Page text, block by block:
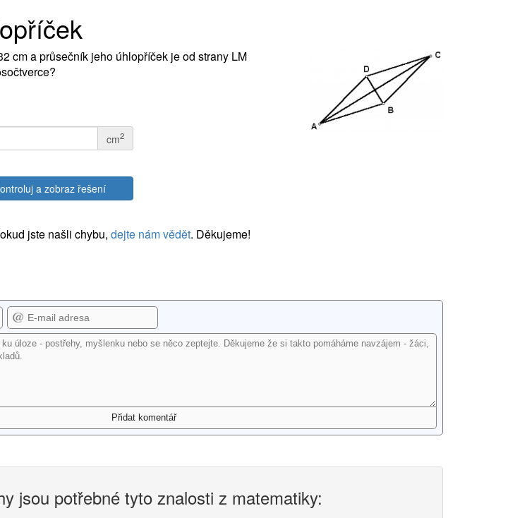
cm a průsečník jeho úhlopříček je od strany LM
cm2
a zobraz řešení
jste našli chybu, dejte nám vědět. Děkujeme!
jsou potřebné tyto znalosti z matematiky: